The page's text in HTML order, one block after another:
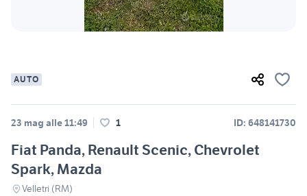
AUTO
23 mag alle 11:49 1 ID: 648141730
Fiat Panda, Renault Scenic, Chevrolet
Spark, Mazda
Velletri (RM)